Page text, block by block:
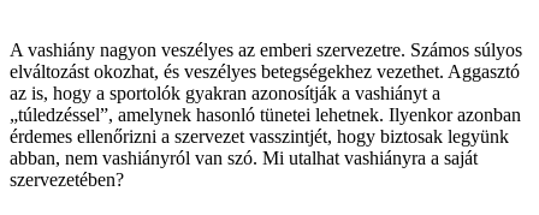
A vashiány nagyon veszélyes az emberi szervezetre. Számos súlyos
elváltozást okozhat, és veszélyes betegségekhez vezethet. Aggasztó
az is, hogy a sportolók gyakran azonosítják a vashiányt a
„túledzéssel”, amelynek hasonló tünetei lehetnek. Ilyenkor azonban
érdemes ellenőrizni a szervezet vasszintjét, hogy biztosak legyünk
abban, nem vashiányról van szó. Mi utalhat vashiányra a saját
szervezetében?